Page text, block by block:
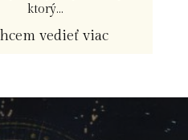
ktorý...
vedieť viac